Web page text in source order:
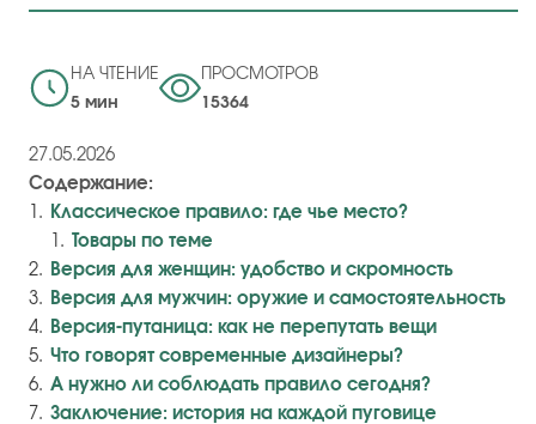
НА ЧТЕНИЕ
5 мин
ПРОСМОТРОВ
15364
27.05.2026
Содержание:
Классическое правило: где чье место?
Товары по теме
Версия для женщин: удобство и скромность
Версия для мужчин: оружие и самостоятельность
Версия-путаница: как не перепутать вещи
Что говорят современные дизайнеры?
А нужно ли соблюдать правило сегодня?
Заключение: история на каждой пуговице